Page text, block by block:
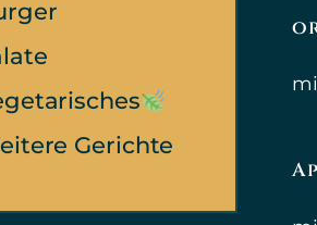
Gerichte